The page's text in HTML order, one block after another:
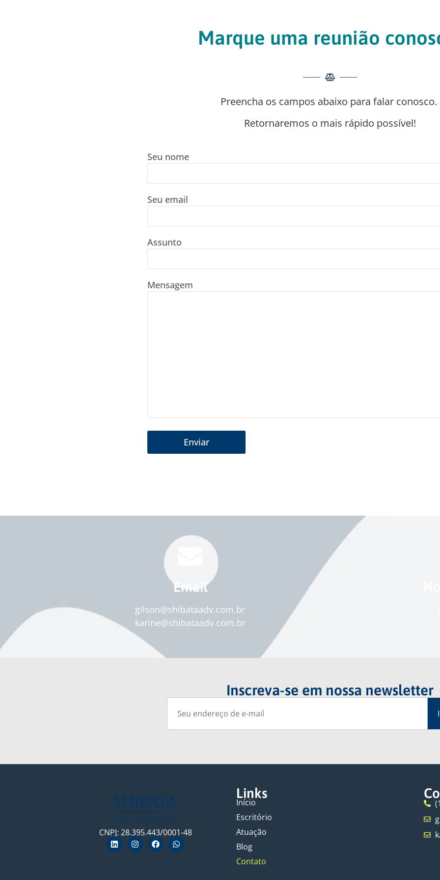
Marque uma reunião
Preencha os campos abaixo para falar conosco.
Retornaremos o mais rápido possível!
Seu nome
Seu email
Assunto
Mensagem
Email
gilson@shibataadv.com.br
karine@shibataadv.com.br
Inscreva-se em nossa newsletter
CNPJ: 28.395.443/0001-48
Links
Início
Escritório
Atuação
Blog
Contato